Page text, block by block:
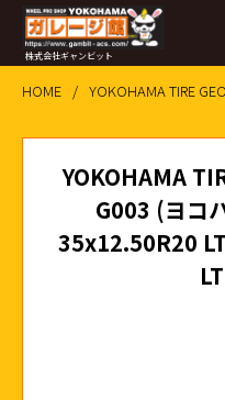
株式会社ギャンビット
HOME
YOKOHAMA
G003 (ヨコ
35x12.50R20